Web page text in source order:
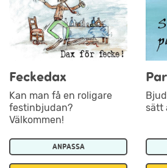
Feckedax
Kan man få en roligare
festinbjudan?
Välkommen!
ANPASSA
sätt